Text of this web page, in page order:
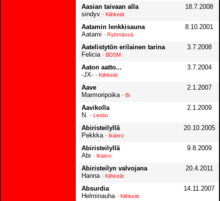
Aasian taivaan alla
sindyv - Kiihkeät
18.7.2008
Aatamin lenkkisauna
Aatami - Ryhmässä
8.10.2001
Aatelistytön erilainen tarina
Felicia - BDSM
3.7.2008
Aaton aatto...
-JX- - Kiihkeät
3.7.2004
Aave
Marmoripoika - Bi
2.1.2007
Aavikolla
N.
- Lesbo
2.1.2009
Abiristeilyllä
Pekkka - Ikäero
20.10.2005
Abiristeilyllä
Abi - Ikäero
9.8.2009
Abiristeilyn valvojana
Hanna - Kiihkeät
20.4.2011
Absurdia
Helminauha - Kiihkeät
14.11.2007